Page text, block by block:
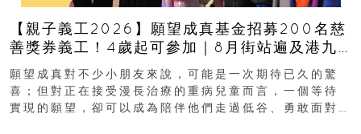
【親子義工2026】願望成真基金招募200名慈
善獎券義工！4歲起可參加｜8月街站遍及港九
新界
願望成真對不少小朋友來說，可能是一次期待已久的驚
喜；但對正在接受漫長治療的重病兒童而言，一個等待
實現的願望，卻可以成為陪伴他們走過低谷、勇敢面對